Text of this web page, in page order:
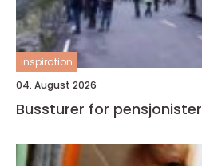
inspiration
04. August 2026
Bussturer for pensjonister